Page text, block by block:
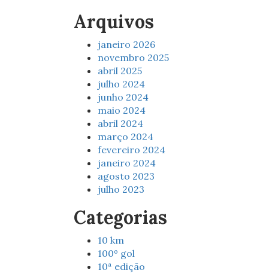
Arquivos
janeiro 2026
novembro 2025
abril 2025
julho 2024
junho 2024
maio 2024
abril 2024
março 2024
fevereiro 2024
janeiro 2024
agosto 2023
julho 2023
Categorias
10 km
100º gol
10ª edição